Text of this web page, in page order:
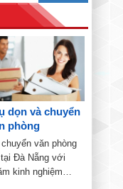
dọn và chuyển
phòng
văn phòng
Đà Nẵng với
kinh nghiệm